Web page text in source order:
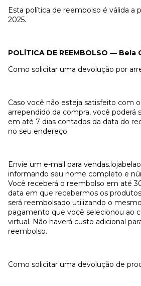
Esta política de reembolso é válida a
2025.
POLÍTICA DE REEMBOLSO — Bela
Como solicitar uma devolução por
Caso você não esteja satisfeito com
arrependido da compra, você poderá
em até 7 dias contados da data do
no seu endereço.
Envie um e-mail para
informando seu nome completo e
Você receberá o reembolso em até
data em que recebermos os
será reembolsado utilizando o
pagamento que você selecionou ao
virtual. Não haverá custo adicional
reembolso.
Como solicitar uma devolução de